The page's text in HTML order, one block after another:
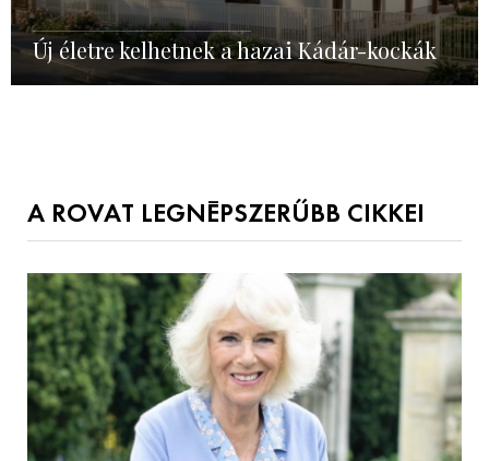
Új életre kelhetnek a hazai Kádár-kockák
A ROVAT LEGNÉPSZERŰBB CIKKEI